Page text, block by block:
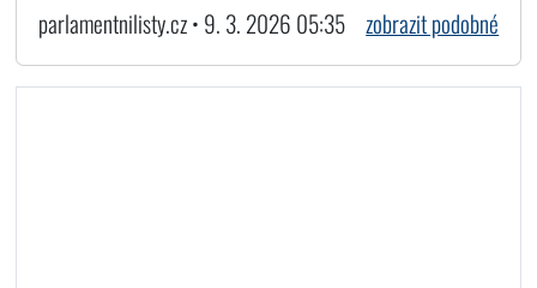
parlamentnilisty.cz • 9. 3. 2026 05:35 zobrazit podobné